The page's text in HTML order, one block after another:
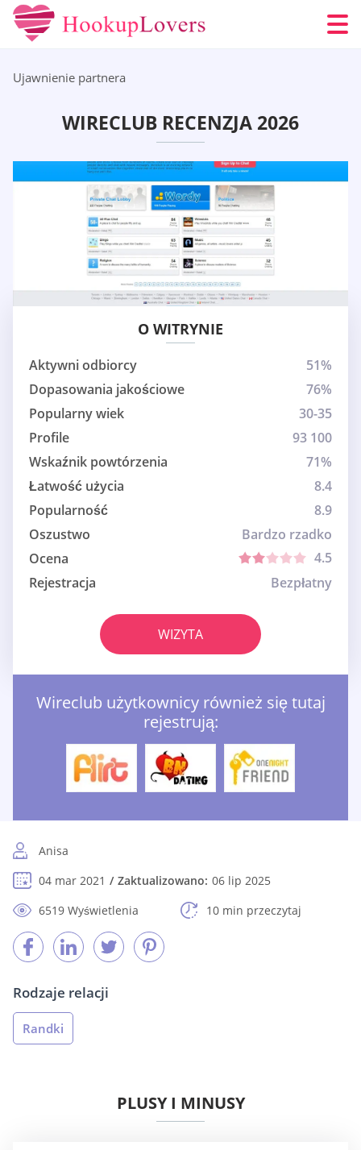
Ujawnienie partnera
WIRECLUB RECENZJA 2026
O WITRYNIE
Aktywni odbiorcy
51%
Dopasowania jakościowe
76%
Popularny wiek
30-35
Profile
93 100
Wskaźnik powtórzenia
71%
Łatwość użycia
8.4
Popularność
8.9
Oszustwo
Bardzo rzadko
Ocena
4.5
Rejestracja
Bezpłatny
WIZYTA
Wireclub użytkownicy również się tutaj
rejestrują:
Anisa
04 mar 2021
Zaktualizowano: 06 lip 2025
6519 Wyświetlenia
10 min przeczytaj
Rodzaje relacji
Randki
PLUSY I MINUSY